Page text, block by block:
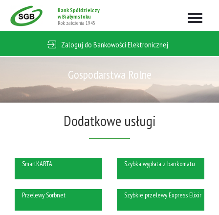
Rozwiń
Bank Spółdzielczy
w Białymstoku
Rok założenia 1945
Zaloguj do Bankowości Elektronicznej
Gospodarstwa Rolne
Dodatkowe usługi
SmartKARTA Szybka wypłata z bankomatu
Przelewy Sorbnet Szybkie przelewy Express Elixir